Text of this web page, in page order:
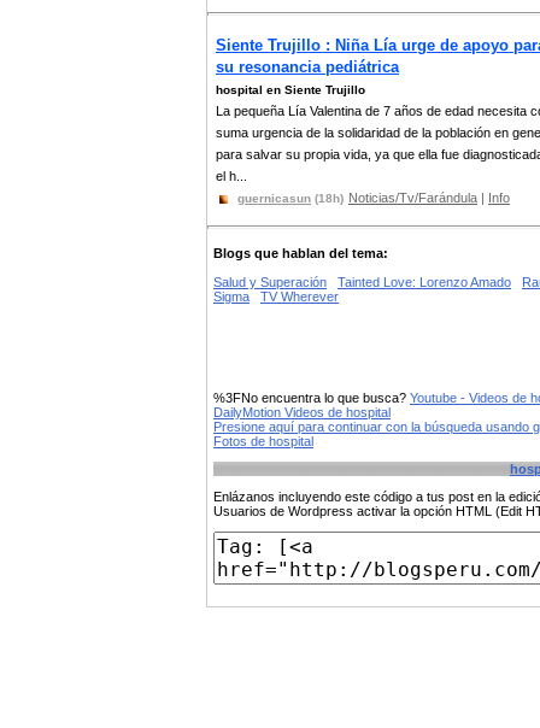
Siente Trujillo : Niña Lía urge de apoyo
su resonancia pediátrica
hospital en Siente Trujillo
La pequeña Lía Valentina de 7 años de edad necesita
suma urgencia de la solidaridad de la población en
para salvar su propia vida, ya que ella fue
el h...
guernicasun (18h) Noticias/Tv/Farándula | Info
Blogs que hablan del tema:
Salud y Superación
Tainted Love: Lorenzo Amado
Sigma
TV Wherever
%3FNo encuentra lo que busca? Youtube - Videos de
DailyMotion Videos de hospital
Presione aquí para continuar con la búsqueda usando
Fotos de hospital
Enlázanos incluyendo este código a tus post en la
Usuarios de Wordpress activar la opción HTML (Edit